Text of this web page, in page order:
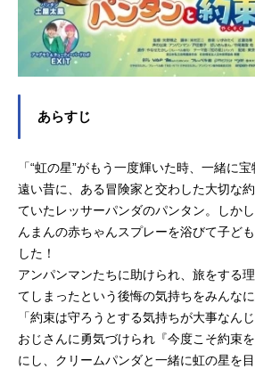
あらすじ
「“虹の星”がもう一度輝いた時、一緒に
遠い昔に、ある冒険家と交わした大切な
ていたレッサーパンダのパンタン。しか
んまんの赤ちゃんスプレーを浴びて子ど
した！
アンパンマンたちに助けられ、旅をする
てしまったという後悔の気持ちをみんなに
「約束は守ろうとする気持ちが大事なん
おじさんに勇気づけられ『今度こそ約束
にし、クリームパンダと一緒に虹の星を